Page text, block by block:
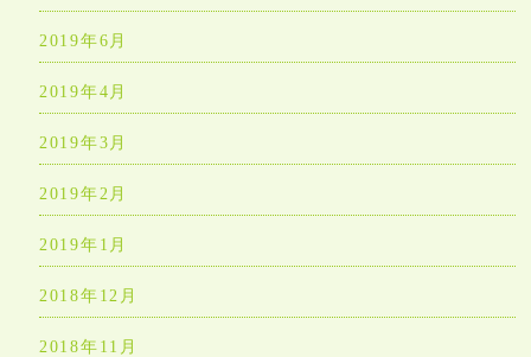
2019年6月
2019年4月
2019年3月
2019年2月
2019年1月
2018年12月
2018年11月